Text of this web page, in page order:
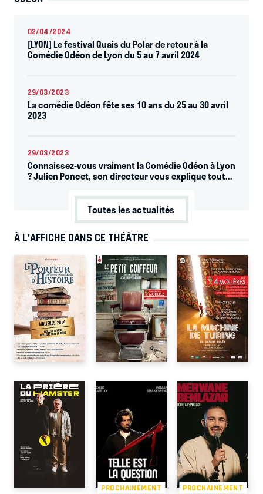
02/04/2024
[LYON] Le festival Quais du Polar de retour à la
Comédie Odéon de Lyon du 5 au 7 avril 2024
29/03/2023
La comédie Odéon fête ses 10 ans du 25 au 30 avril
2023
29/03/2023
Connaissez-vous vraiment la Comédie Odéon à Lyon
? Julien Poncet, son directeur vous explique tout...
Toutes les actualités
À L’AFFICHE DANS CE THÉÂTRE
PROCHAINEMENT PROCHAINEMENT